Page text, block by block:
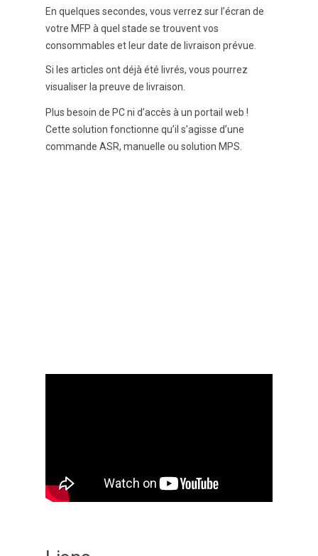
En quelques secondes, vous verrez sur l’écran de
votre MFP à quel stade se trouvent vos
consommables et leur date de livraison prévue.
Si les articles ont déjà été livrés, vous pourrez
visualiser la preuve de livraison.
Plus besoin de PC ni d’accès à un portail web !
Cette solution fonctionne qu’il s’agisse d’une
commande ASR, manuelle ou solution MPS.